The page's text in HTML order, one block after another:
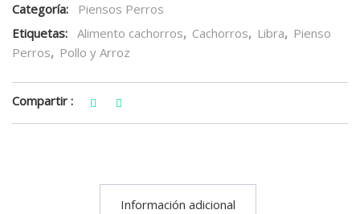
Categoría:
Piensos Perros
Etiquetas: Alimento cachorros, Cachorros, Libra, Pienso
Perros, Pollo y Arroz
Compartir :
Información adicional